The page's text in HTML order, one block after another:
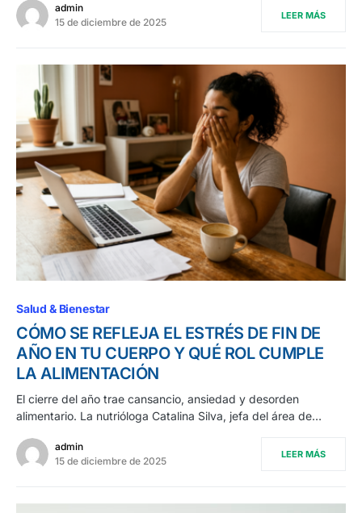
admin
15 de diciembre de 2025
LEER MÁS
Salud & Bienestar
CÓMO SE REFLEJA EL ESTRÉS DE FIN DE
AÑO EN TU CUERPO Y QUÉ ROL CUMPLE
LA ALIMENTACIÓN
El cierre del año trae cansancio, ansiedad y desorden
alimentario. La nutrióloga Catalina Silva, jefa del área de…
admin
15 de diciembre de 2025
LEER MÁS